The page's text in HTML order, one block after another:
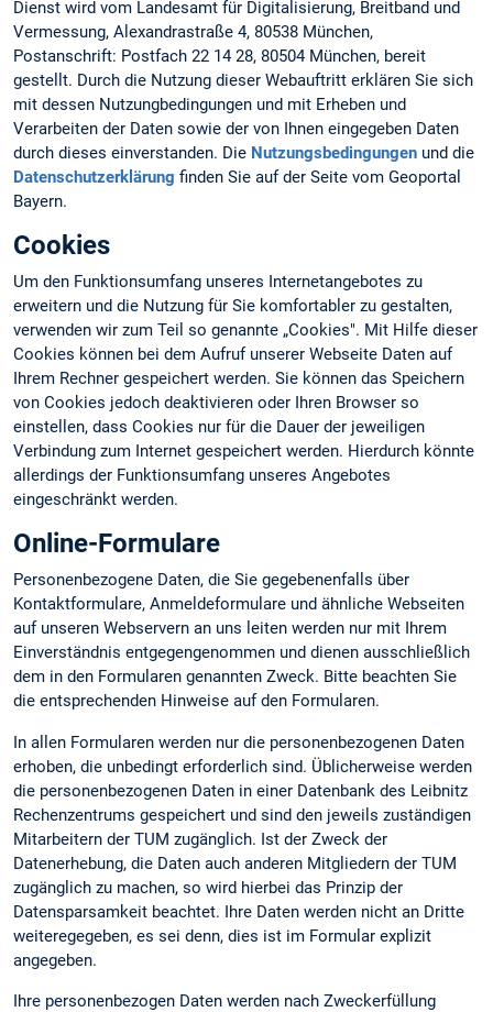
Dienst wird vom Landesamt für Digitalisierung, Breitband und
Vermessung, Alexandrastraße 4, 80538 München,
Postanschrift: Postfach 22 14 28, 80504 München, bereit
gestellt. Durch die Nutzung dieser Webauftritt erklären Sie sich
mit dessen Nutzungbedingungen und mit Erheben und
Verarbeiten der Daten sowie der von Ihnen eingegeben Daten
durch dieses einverstanden. Die Nutzungsbedingungen und die
Datenschutzerklärung finden Sie auf der Seite vom Geoportal
Bayern.
Cookies
Um den Funktionsumfang unseres Internetangebotes zu
erweitern und die Nutzung für Sie komfortabler zu gestalten,
verwenden wir zum Teil so genannte „Cookies". Mit Hilfe dieser
Cookies können bei dem Aufruf unserer Webseite Daten auf
Ihrem Rechner gespeichert werden. Sie können das Speichern
von Cookies jedoch deaktivieren oder Ihren Browser so
einstellen, dass Cookies nur für die Dauer der jeweiligen
Verbindung zum Internet gespeichert werden. Hierdurch könnte
allerdings der Funktionsumfang unseres Angebotes
eingeschränkt werden.
Online-Formulare
Personenbezogene Daten, die Sie gegebenenfalls über
Kontaktformulare, Anmeldeformulare und ähnliche Webseiten
auf unseren Webservern an uns leiten werden nur mit Ihrem
Einverständnis entgegengenommen und dienen ausschließlich
dem in den Formularen genannten Zweck. Bitte beachten Sie
die entsprechenden Hinweise auf den Formularen.
In allen Formularen werden nur die personenbezogenen Daten
erhoben, die unbedingt erforderlich sind. Üblicherweise werden
die personenbezogenen Daten in einer Datenbank des Leibnitz
Rechenzentrums gespeichert und sind den jeweils zuständigen
Mitarbeitern der TUM zugänglich. Ist der Zweck der
Datenerhebung, die Daten auch anderen Mitgliedern der TUM
zugänglich zu machen, so wird hierbei das Prinzip der
Datensparsamkeit beachtet. Ihre Daten werden nicht an Dritte
weiteregegeben, es sei denn, dies ist im Formular explizit
angegeben.
Ihre personenbezogen Daten werden nach Zweckerfüllung